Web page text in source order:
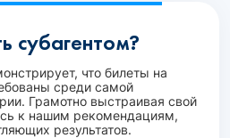
субагентом?
что билеты на
среди самой
Грамотно выстраивая свой
к нашим рекомендациям,
результатов.